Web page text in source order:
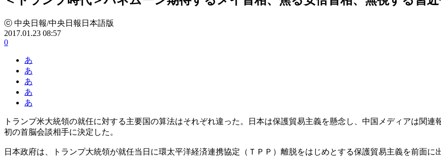
ⓒ 中央日報/中央日報日本語版
2017.01.23 08:57
0
あ
あ
あ
あ
あ
トランプ米大統領の就任に対する主要国の算法はそれぞれ違った。日本は保護貿易主義を懸念し、中国メディアは関
初の首脳会談相手に決定した。
日本政府は、トランプ大統領が就任当日に環太平洋経済連携協定（ＴＰＰ）離脱をはじめとする保護貿易主義を前面